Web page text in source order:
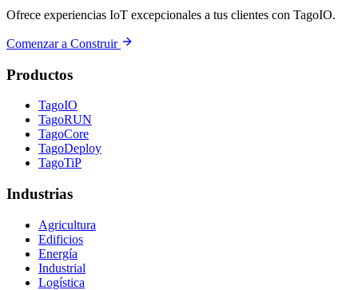
Ofrece experiencias IoT excepcionales a tus clientes con TagoIO.
Comenzar a Construir
Productos
TagoIO
TagoRUN
TagoCore
TagoDeploy
TagoTiP
Industrias
Agricultura
Edificios
Energía
Industrial
Logística